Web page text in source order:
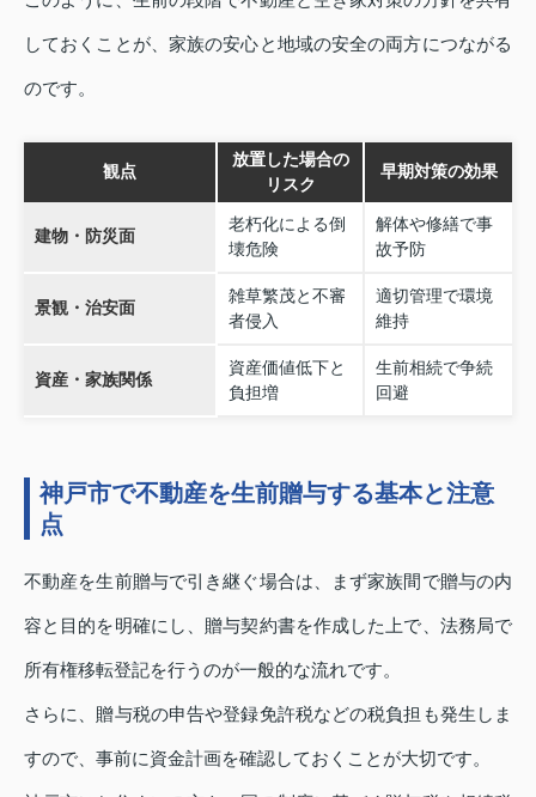
しておくことが、家族の安心と地域の安全の両方につながる
のです。
観点
放置した場合の
リスク
早期対策の効果
建物・防災面
老朽化による倒
壊危険
解体や修繕で事
故予防
景観・治安面
雑草繁茂と不審
者侵入
適切管理で環境
維持
資産・家族関係
資産価値低下と
負担増
生前相続で争続
回避
神戸市で不動産を生前贈与する基本と注意
点
不動産を生前贈与で引き継ぐ場合は、まず家族間で贈与の内
容と目的を明確にし、贈与契約書を作成した上で、法務局で
所有権移転登記を行うのが一般的な流れです。
さらに、贈与税の申告や登録免許税などの税負担も発生しま
すので、事前に資金計画を確認しておくことが大切です。